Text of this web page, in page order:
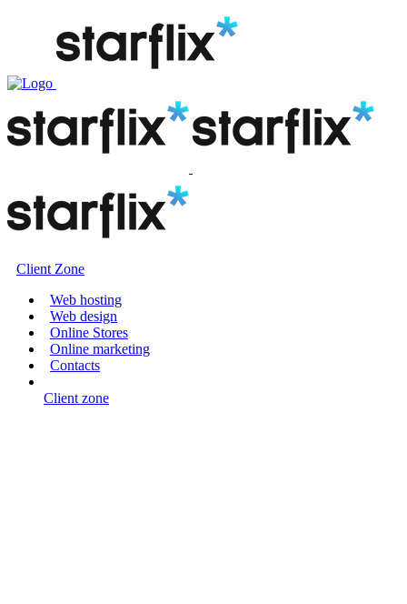
Client Zone
Web hosting
Web design
Online Stores
Online marketing
Contacts
Client zone